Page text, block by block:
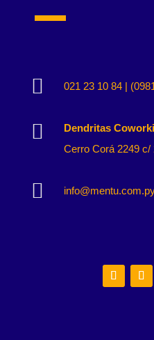
 021 23 10 84 |

Dendritas
Cerro Corá 2249 c/
